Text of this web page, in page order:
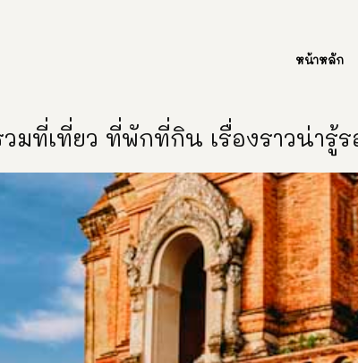
หน้าหลัก
วมที่เที่ยว ที่พักที่กิน เรื่องราวน่ารู้ร